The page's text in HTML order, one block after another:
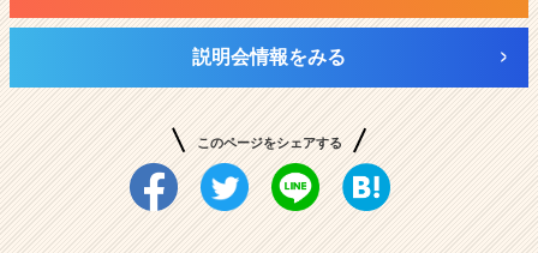
説明会情報をみる
このページをシェアする